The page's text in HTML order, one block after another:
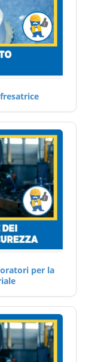
per la